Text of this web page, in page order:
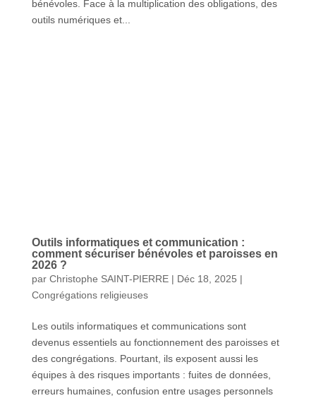
bénévoles. Face à la multiplication des obligations, des
outils numériques et...
Outils informatiques et communication :
comment sécuriser bénévoles et paroisses en
2026 ?
par Christophe SAINT-PIERRE| Déc 18, 2025 |
Congrégations religieuses
Les outils informatiques et communications sont
devenus essentiels au fonctionnement des paroisses et
des congrégations. Pourtant, ils exposent aussi les
équipes à des risques importants : fuites de données,
erreurs humaines, confusion entre usages personnels